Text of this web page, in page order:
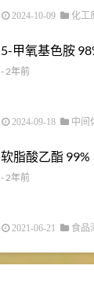
2024-10-09 化工
5-甲氧基色胺
- 2年前
2024-09-18 中间
软脂酸乙酯 99%
- 2年前
2021-06-21 食品